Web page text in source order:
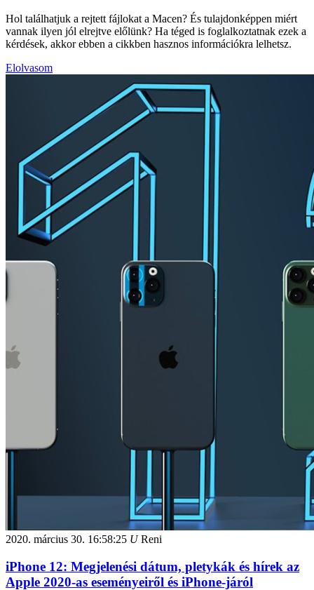
Hol találhatjuk a rejtett fájlokat a Macen? És tulajdonképpen miért
vannak ilyen jól elrejtve előlünk? Ha téged is foglalkoztatnak ezek a
kérdések, akkor ebben a cikkben hasznos információkra lelhetsz.
Elolvasom
2020. március 30. 16:58:25 UReni
iPhone 12: Megjelenési dátum, pletykák és hírek az
Apple 2020-as eseményeiről és iPhone-járól